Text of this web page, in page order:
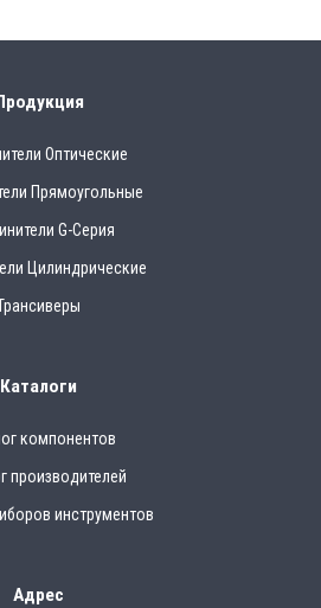
Оптические
Прямоугольные
G-Серия
Цилиндрические
Каталоги
компонентов
производителей
инструментов
Адрес